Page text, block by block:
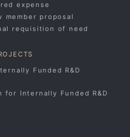
expense
member proposal
requisition of need
Funded R&D
for Internally Funded R&D